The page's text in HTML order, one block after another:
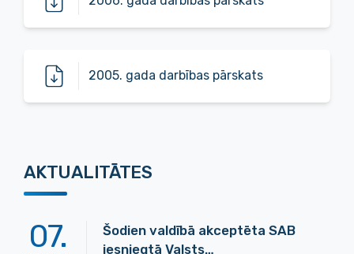
2005. gada darbības pārskats
AKTUALITĀTES
07.
Šodien valdībā akceptēta SAB
iesniegtā Valsts…